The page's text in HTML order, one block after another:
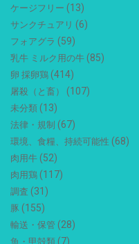
ケージフリー (13)
サンクチュアリ (6)
フォアグラ (59)
乳牛 ミルク用の牛 (85)
卵 採卵鶏 (414)
屠殺（と畜） (107)
未分類 (13)
法律・規制 (67)
環境、食糧、持続可能性 (68)
肉用牛 (52)
肉用鶏 (117)
調査 (31)
豚 (155)
輸送・保管 (28)
魚・甲殻類 (7)